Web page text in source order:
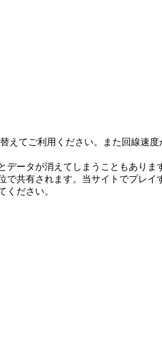
えてご利用ください。また回線速
ータが消えてしまうこともありま
共有されます。当サイトでプレ
ください。